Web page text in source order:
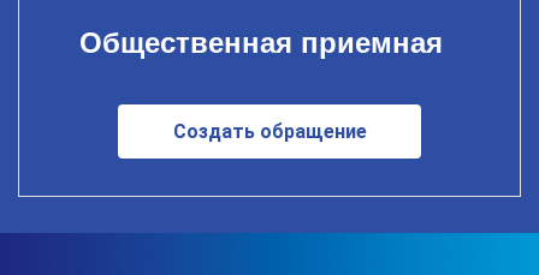
Общественная приемная
Создать обращение